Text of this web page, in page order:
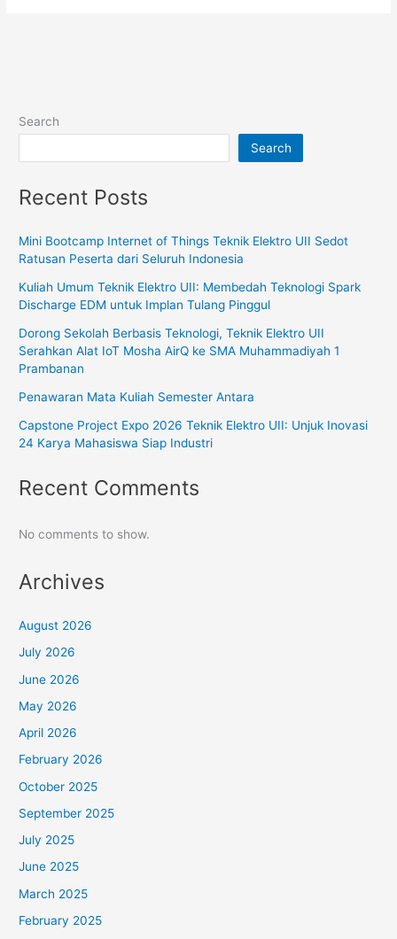
Search
Search
Recent Posts
Mini Bootcamp Internet of Things Teknik Elektro UII Sedot
Ratusan Peserta dari Seluruh Indonesia
Kuliah Umum Teknik Elektro UII: Membedah Teknologi Spark
Discharge EDM untuk Implan Tulang Pinggul
Dorong Sekolah Berbasis Teknologi, Teknik Elektro UII
Serahkan Alat IoT Mosha AirQ ke SMA Muhammadiyah 1
Prambanan
Penawaran Mata Kuliah Semester Antara
Capstone Project Expo 2026 Teknik Elektro UII: Unjuk Inovasi
24 Karya Mahasiswa Siap Industri
Recent Comments
No comments to show.
Archives
August 2026
July 2026
June 2026
May 2026
April 2026
February 2026
October 2025
September 2025
July 2025
June 2025
March 2025
February 2025